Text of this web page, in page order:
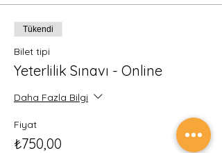
Tükendi
Bilet tipi
Yeterlilik Sınavı - Online
Daha Fazla Bilgi
Fiyat
₺750,00